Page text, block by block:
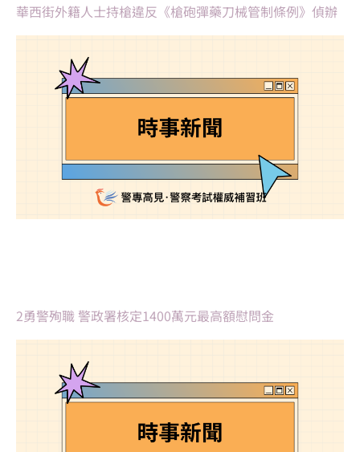
華西街外籍人士持槍違反《槍砲彈藥刀械管制條例》偵辦
2勇警殉職 警政署核定1400萬元最高額慰問金